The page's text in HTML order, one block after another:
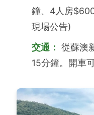
鐘、4人房
現場公告)
交通： 從蘇澳
15分鐘。開車